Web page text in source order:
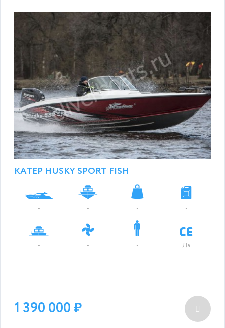
КАТЕР HUSKY SPORT FISH
- - - -
- - - Да
1 390 000